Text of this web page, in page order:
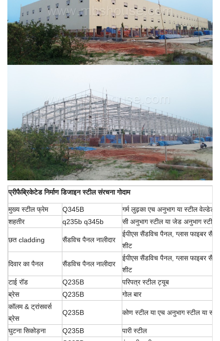
प्रीफैब्रिकेटेड निर्माण डिजाइन स्टील संरचना गोदाम
मुख्य स्टील फ्रेम Q345B
गर्म लुढ़का एच अनुभाग या स्टील वेल्डेड
शहतीर
q235b q345b सी अनुभाग स्टील या जेड अनुभाग स्टील
छत cladding सैंडविच पैनल नालीदार
ईपीएस सैंडविच पैनल, ग्लास फाइबर
शीट
दिवार का पैनल सैंडविच पैनल नालीदार
ईपीएस सैंडविच पैनल, ग्लास फाइबर
शीट
टाई रॉड
Q235B
परिपत्र स्टील ट्यूब
ब्रेस
Q235B
गोल बार
कॉलम & ट्रांसवर्स
ब्रेस
Q235B कोण स्टील या एच अनुभाग स्टील या
घुटना सिकोड़ना Q235B
पारी स्टील